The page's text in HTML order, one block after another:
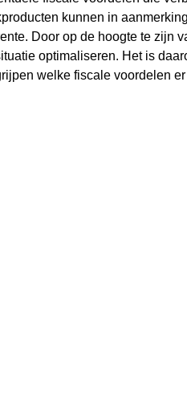
kunnen in
Door op de hoogte te zijn
optimaliseren. Het is
welke fiscale voordelen